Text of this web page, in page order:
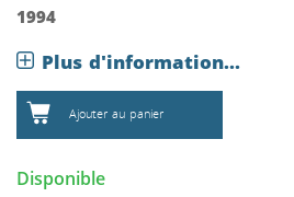
1994
Plus d'information...
Ajouter au panier
Disponible